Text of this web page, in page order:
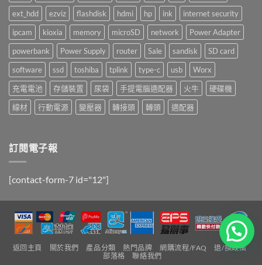
ext_hdd
ezviz flashdisk hdmi hp ink
internet security
ipcam
kioxia memory microSD network
Power Adapter
powerbank
Power Supply router Sale sandisk
SD card
software
ssd toshiba tplink type-c usb
Worx
充電電池
存儲裝置 尿袋 手提電腦適配器 火牛
硬碟機
線材
行動電源 變壓器 轉接頭 轉頭 適配器
訂閱電子報
[contact-form-7 id="12"]
返回主頁 關於我們 產品分類 熱門品牌 網購流程/FAQ
退/換政策
部落格
聯絡我們